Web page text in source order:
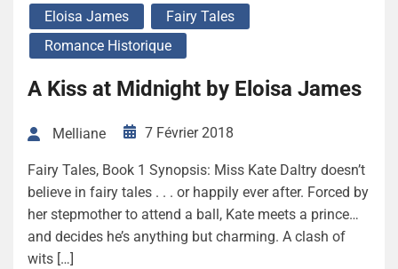
Eloisa James
Fairy Tales
Romance Historique
A Kiss at Midnight by Eloisa James
Melliane 7 Février 2018
Fairy Tales, Book 1 Synopsis: Miss Kate Daltry doesn’t
believe in fairy tales . . . or happily ever after. Forced by
her stepmother to attend a ball, Kate meets a prince…
and decides he’s anything but charming. A clash of
wits […]